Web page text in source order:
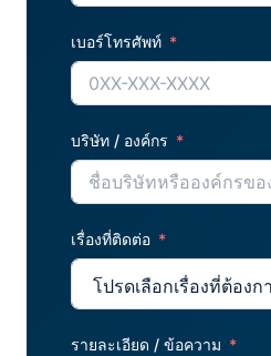
เบอร์โทรศัพท์
บริษัท / องค์กร
เรื่องที่ติดต่อ
รายละเอียด / ข้อความ